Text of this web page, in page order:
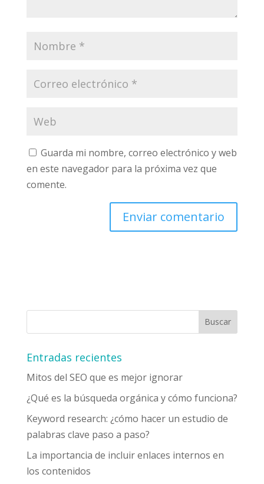
Guarda mi nombre, correo electrónico y web
en este navegador para la próxima vez que
comente.
Entradas recientes
Mitos del SEO que es mejor ignorar
¿Qué es la búsqueda orgánica y cómo funciona?
Keyword research: ¿cómo hacer un estudio de
palabras clave paso a paso?
La importancia de incluir enlaces internos en
los contenidos